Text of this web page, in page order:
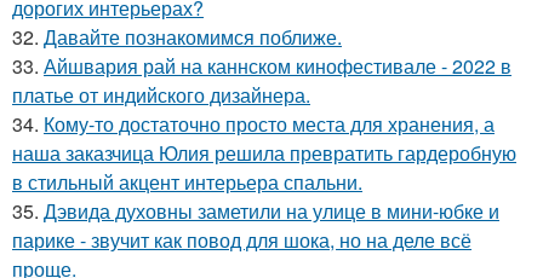
дорогих интерьерах?
32. Давайте познакомимся поближе.
33. Айшвария рай на каннском кинофестивале - 2022 в
платье от индийского дизайнера.
34. Кому-то достаточно просто места для хранения, а
наша заказчица Юлия решила превратить гардеробную
в стильный акцент интерьера спальни.
35. Дэвида духовны заметили на улице в мини-юбке и
парике - звучит как повод для шока, но на деле всё
проще.